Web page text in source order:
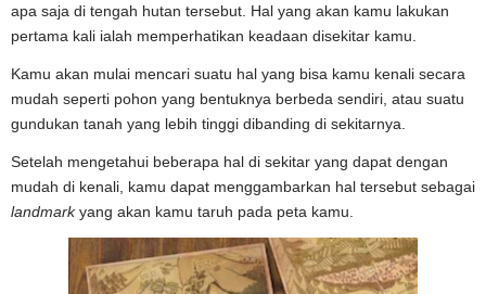
apa saja di tengah hutan tersebut. Hal yang akan kamu lakukan
pertama kali ialah memperhatikan keadaan disekitar kamu.
Kamu akan mulai mencari suatu hal yang bisa kamu kenali secara
mudah seperti pohon yang bentuknya berbeda sendiri, atau suatu
gundukan tanah yang lebih tinggi dibanding di sekitarnya.
Setelah mengetahui beberapa hal di sekitar yang dapat dengan
mudah di kenali, kamu dapat menggambarkan hal tersebut sebagai
landmarkyang akan kamu taruh pada peta kamu.